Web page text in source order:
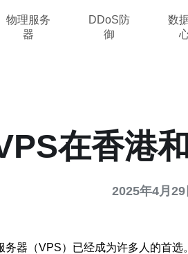
物理服务
器
DDoS防
御
数
在香港
2025年4月29
器（VPS）已经成为许多人的首